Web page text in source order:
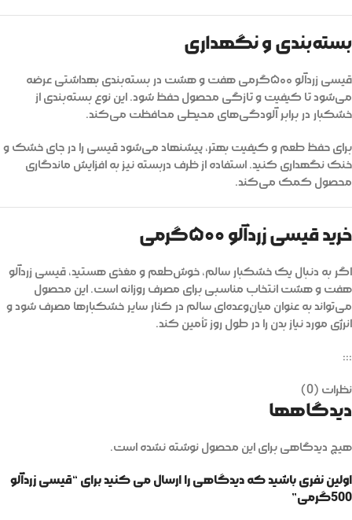
بسته‌بندی و نگهداری
قیسی زردآلو ۵۰۰گرمی هفت و هشت در بسته‌بندی بهداشتی عرضه
می‌شود تا کیفیت و تازگی محصول حفظ شود. این نوع بسته‌بندی از
خشکبار در برابر آلودگی‌های محیطی محافظت می‌کند.
برای حفظ طعم و کیفیت بهتر، پیشنهاد می‌شود قیسی را در جای خشک و
خنک نگهداری کنید. استفاده از ظرف دربسته نیز به افزایش ماندگاری
محصول کمک می‌کند.
خرید قیسی زردآلو ۵۰۰گرمی
اگر به دنبال یک خشکبار سالم، خوش‌طعم و مغذی هستید، قیسی زردآلو
هفت و هشت انتخاب مناسبی برای مصرف روزانه است. این محصول
می‌تواند به عنوان میان‌وعده‌ای سالم در کنار سایر خشکبارها مصرف شود و
انرژی مورد نیاز بدن را در طول روز تأمین کند.
:::
نظرات (0)
دیدگاهها
هیچ دیدگاهی برای این محصول نوشته نشده است.
اولین نفری باشید که دیدگاهی را ارسال می کنید برای “قیسی زردآلو
500گرمی”